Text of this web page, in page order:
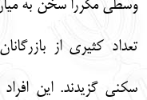
تعداد كثيري از
سكني گزيدند. اين